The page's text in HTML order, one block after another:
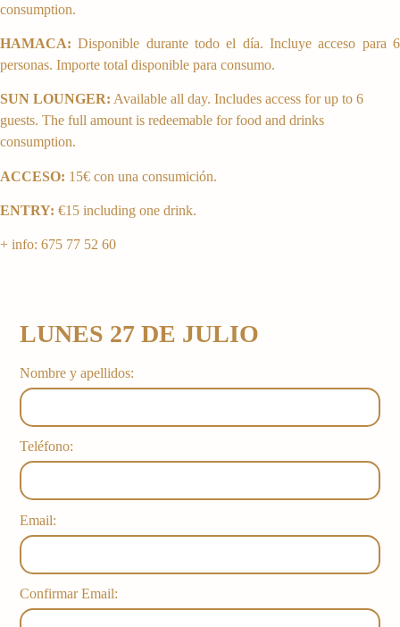
consumption.
HAMACA: Disponible durante todo el día. Incluye acceso para 6
personas. Importe total disponible para consumo.
SUN LOUNGER: Available all day. Includes access for up to 6
guests. The full amount is redeemable for food and drinks
consumption.
ACCESO: 15€ con una consumición.
ENTRY: €15 including one drink.
+ info: 675 77 52 60
LUNES 27 DE JULIO
Nombre y apellidos:
Teléfono:
Email:
Confirmar Email: